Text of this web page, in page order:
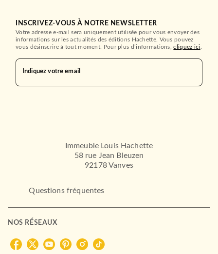
INSCRIVEZ-VOUS À NOTRE NEWSLETTER
Votre adresse e-mail sera uniquement utilisée pour vous envoyer des
informations sur les actualités des éditions Hachette. Vous pouvez
vous désinscrire à tout moment. Pour plus d’informations,cliquez ici
Indiquez votre email
Immeuble Louis Hachette
58 rue Jean Bleuzen
92178 Vanves
Questions fréquentes
NOS RÉSEAUX